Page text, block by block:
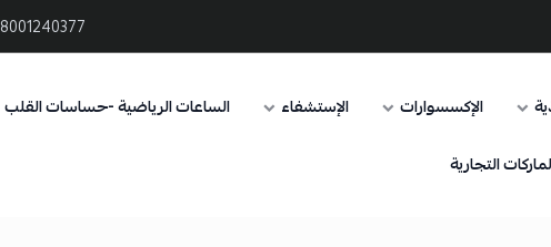
8001240377
الإكسسوارات الإستشفاء
الساعات الرياضية -حساسات القلب
التجارية